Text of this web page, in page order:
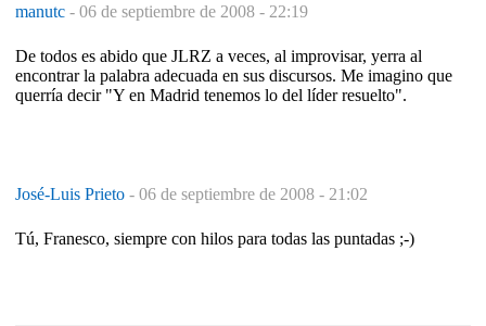
manutc - 06 de septiembre de 2008 - 22:19
De todos es abido que JLRZ a veces, al improvisar, yerra al
encontrar la palabra adecuada en sus discursos. Me imagino que
querría decir "Y en Madrid tenemos lo del líder resuelto".
José-Luis Prieto - 06 de septiembre de 2008 - 21:02
Tú, Franesco, siempre con hilos para todas las puntadas ;-)